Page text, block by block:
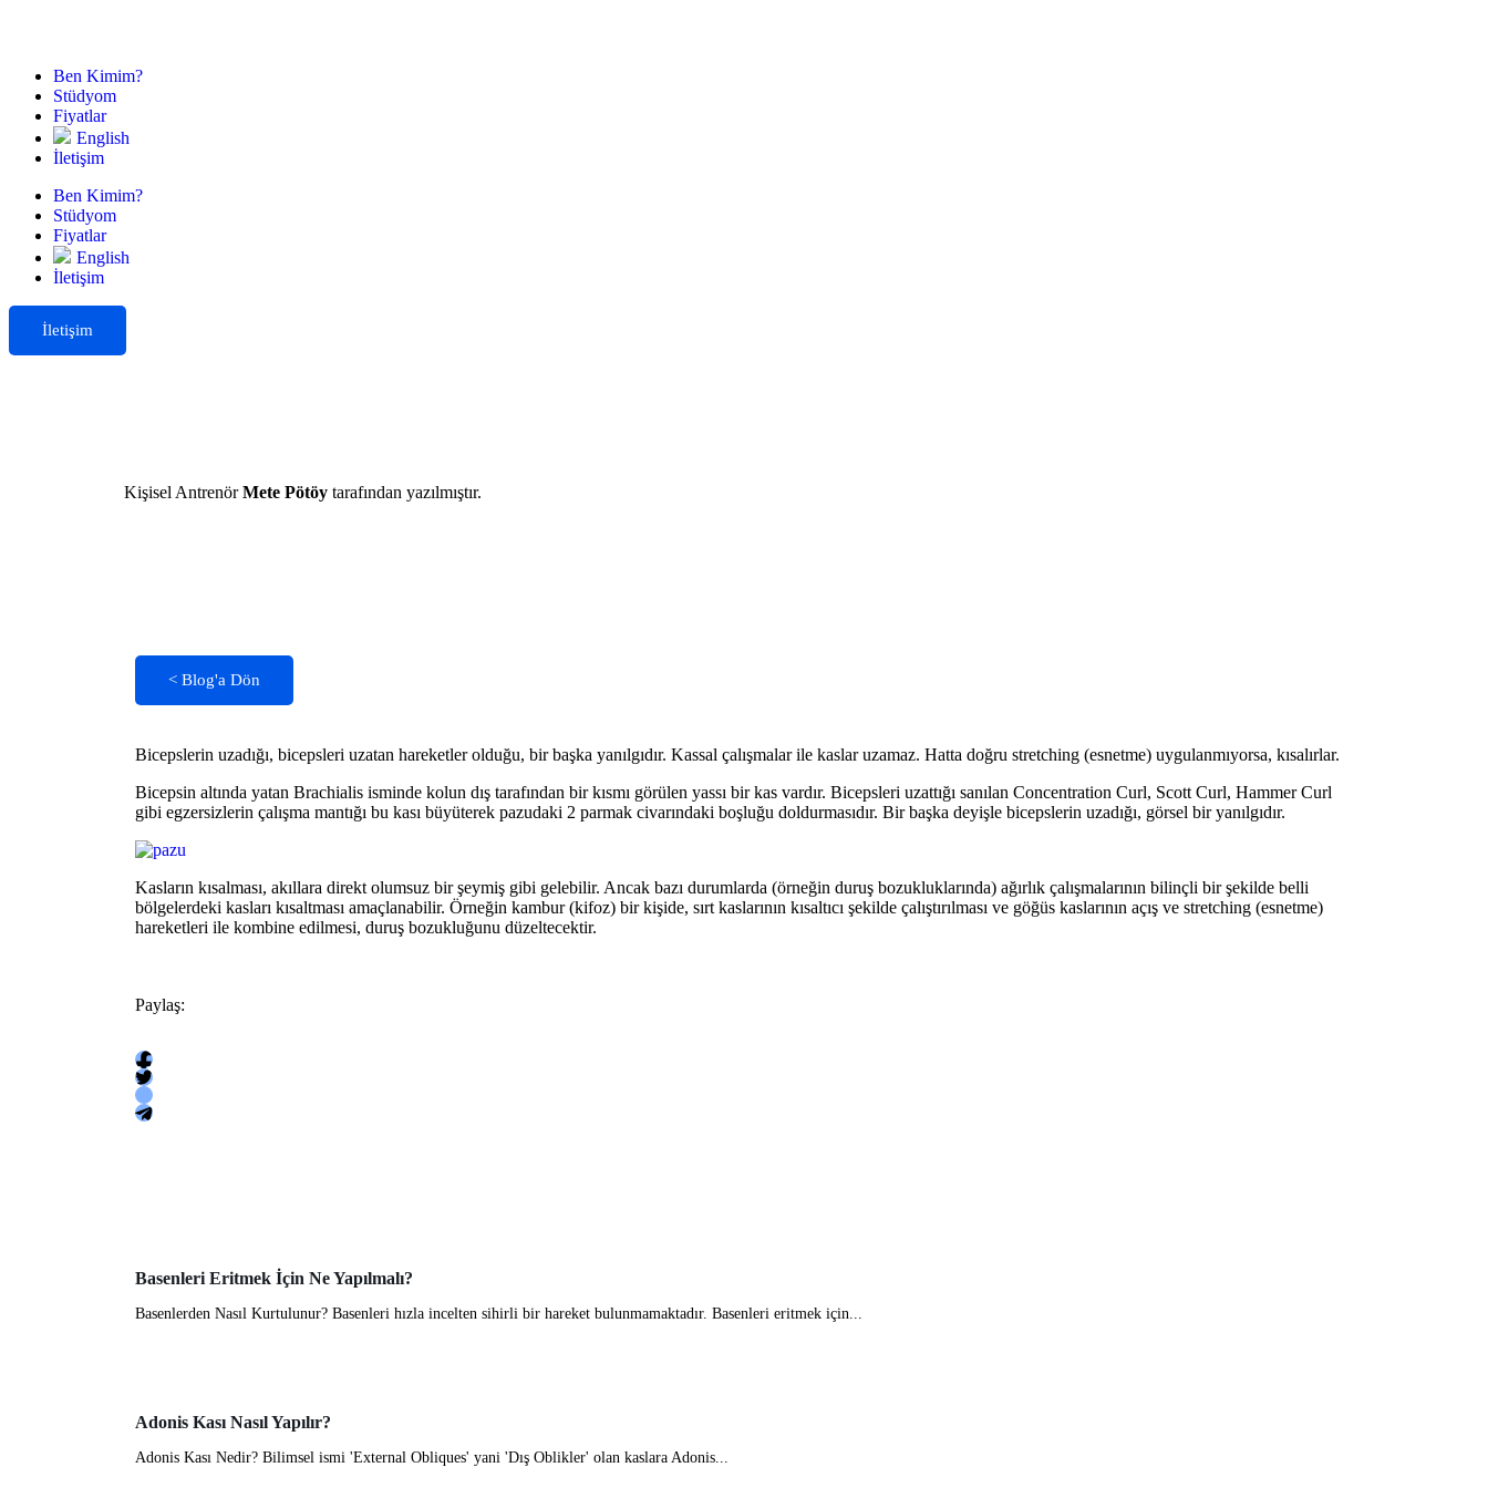
Ben Kimim?
Stüdyom
Fiyatlar
English
İletişim
Ben Kimim?
Stüdyom
Fiyatlar
English
İletişim
İletişim
Kişisel AntrenörMete Pötöy tarafından yazılmıştır.
< Blog'a Dön
Bicepslerin uzadığı, bicepsleri uzatan hareketler olduğu, bir başka yanılgıdır. Kassal çalışmalar ile kaslar uzamaz. Hatta doğru stretching (esnetme) uygulanmıyorsa, kısalırlar.
Bicepsin altında yatan Brachialis isminde kolun dış tarafından bir kısmı görülen yassı bir kas vardır. Bicepsleri uzattığı sanılan Concentration Curl, Scott Curl, Hammer Curl
gibi egzersizlerin çalışma mantığı bu kası büyüterek pazudaki 2 parmak civarındaki boşluğu doldurmasıdır. Bir başka deyişle bicepslerin uzadığı, görsel bir yanılgıdır.
Kasların kısalması, akıllara direkt olumsuz bir şeymiş gibi gelebilir. Ancak bazı durumlarda (örneğin duruş bozukluklarında) ağırlık çalışmalarının bilinçli bir şekilde belli
bölgelerdeki kasları kısaltması amaçlanabilir. Örneğin kambur (kifoz) bir kişide, sırt kaslarının kısaltıcı şekilde çalıştırılması ve göğüs kaslarının açış ve stretching (esnetme)
hareketleri ile kombine edilmesi, duruş bozukluğunu düzeltecektir.
Paylaş:
Basenleri Eritmek İçin Ne Yapılmalı?
Basenlerden Nasıl Kurtulunur? Basenleri hızla incelten sihirli bir hareket bulunmamaktadır. Basenleri eritmek için...
Adonis Kası Nasıl Yapılır?
Adonis Kası Nedir? Bilimsel ismi 'External Obliques' yani 'Dış Oblikler' olan kaslara Adonis...